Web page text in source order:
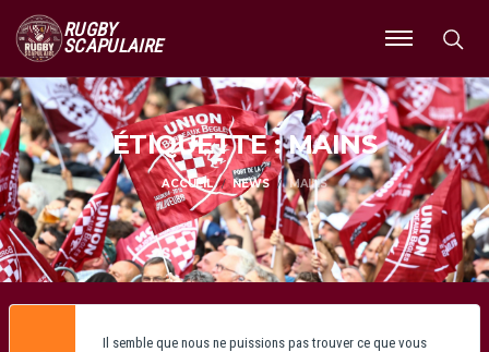
RUGBY
SCAPULAIRE
Ouvrir
le
menu
ÉTIQUETTE : MAINS
ACCUEIL NEWS MAINS
Il semble que nous ne puissions pas trouver ce que vous